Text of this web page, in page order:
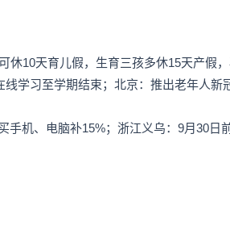
10天育儿假，生育三孩多休15天产假
学习至学期结束；北京：推出老年人
机、电脑补15%；浙江义乌：9月30日